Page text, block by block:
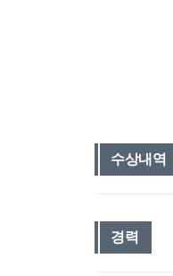
수상내역
경력